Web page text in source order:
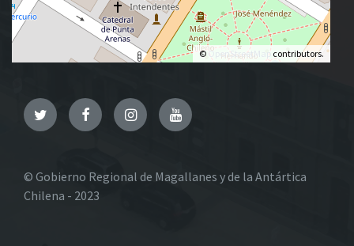
© OpenStreetMap contributors.
TwitterFacebookInstagramYouTube
© Gobierno Regional de Magallanes y de la Antártica
Chilena - 2023